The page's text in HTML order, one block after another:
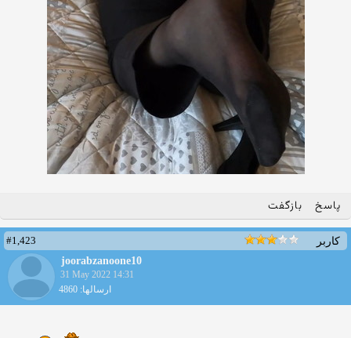
پاسخ بازگفت
کاربر
#1,423
joorabzanoone10
31 May 2022 14:31
ارسالها: 4860